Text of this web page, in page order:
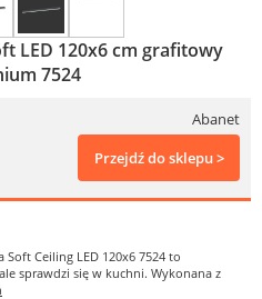
LED 120x6 cm grafitowy
7524
Abanet
Przejdź do sklepu >
Ceiling LED 120x6 7524 to
sprawdzi się w kuchni. Wykonana z